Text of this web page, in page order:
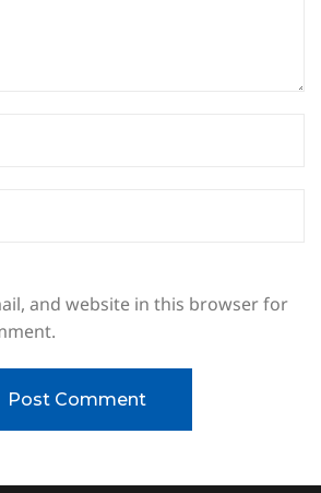
and website in this browser for